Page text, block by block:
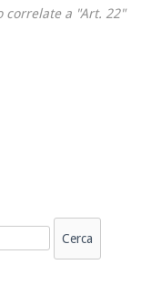
correlate a "Art. 22"